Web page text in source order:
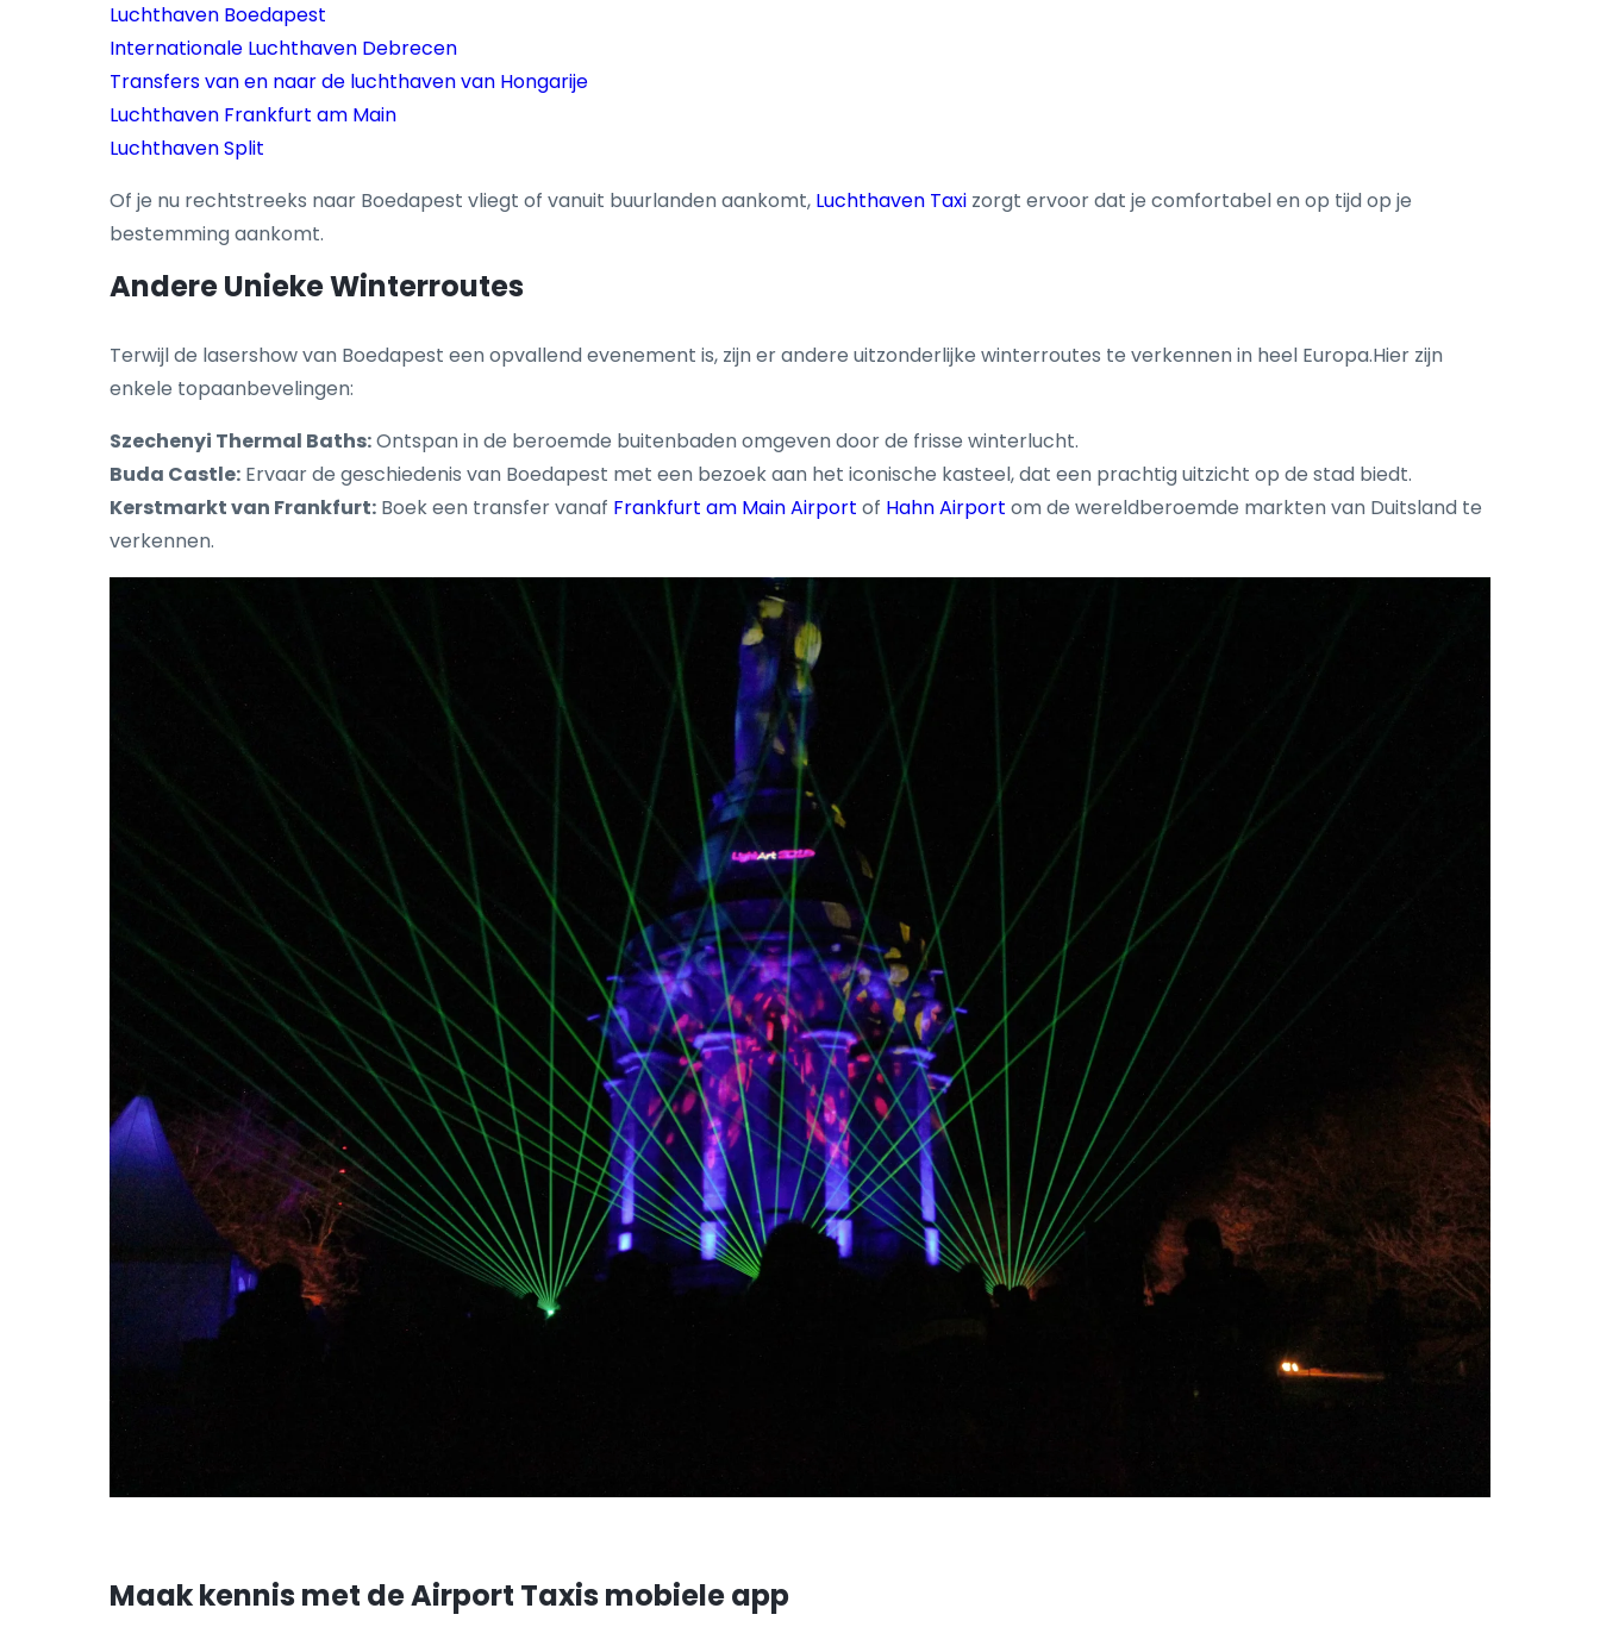
Luchthaven Boedapest
Internationale Luchthaven Debrecen
Transfers van en naar de luchthaven van Hongarije
Luchthaven Frankfurt am Main
Luchthaven Split
Of je nu rechtstreeks naar Boedapest vliegt of vanuit buurlanden aankomt, Luchthaven Taxi zorgt ervoor dat je comfortabel en op tijd op je
bestemming aankomt.
Andere Unieke Winterroutes
Terwijl de lasershow van Boedapest een opvallend evenement is, zijn er andere uitzonderlijke winterroutes te verkennen in heel Europa.Hier zijn
enkele topaanbevelingen:
Szechenyi Thermal Baths:Ontspan in de beroemde buitenbaden omgeven door de frisse winterlucht.
Buda Castle: Ervaar de geschiedenis van Boedapest met een bezoek aan het iconische kasteel, dat een prachtig uitzicht op de stad biedt.
Kerstmarkt van Frankfurt: Boek een transfer vanaf Frankfurt am Main Airport of Hahn Airport om de wereldberoemde markten van Duitsland te
verkennen.
Maak kennis met de Airport Taxis mobiele app